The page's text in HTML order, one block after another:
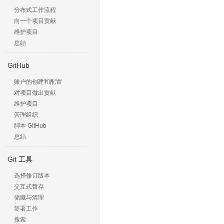
分布式工作流程
向一个项目贡献
维护项目
总结
GitHub
账户的创建和配置
对项目做出贡献
维护项目
管理组织
脚本 GitHub
总结
Git 工具
选择修订版本
交互式暂存
储藏与清理
签署工作
搜索